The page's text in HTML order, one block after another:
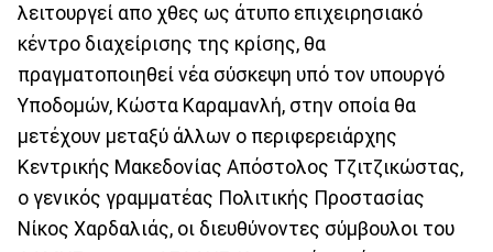
λειτουργεί απο χθες ως άτυπο επιχειρησιακό
κέντρο διαχείρισης της κρίσης, θα
πραγματοποιηθεί νέα σύσκεψη υπό τον υπουργό
Υποδομών, Κώστα Καραμανλή, στην οποία θα
μετέχουν μεταξύ άλλων ο περιφερειάρχης
Κεντρικής Μακεδονίας Απόστολος Τζιτζικώστας,
ο γενικός γραμματέας Πολιτικής Προστασίας
Νίκος Χαρδαλιάς, οι διευθύνοντες σύμβουλοι του